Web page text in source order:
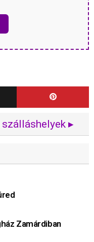
szálláshelyek ▸
Zamárdiban